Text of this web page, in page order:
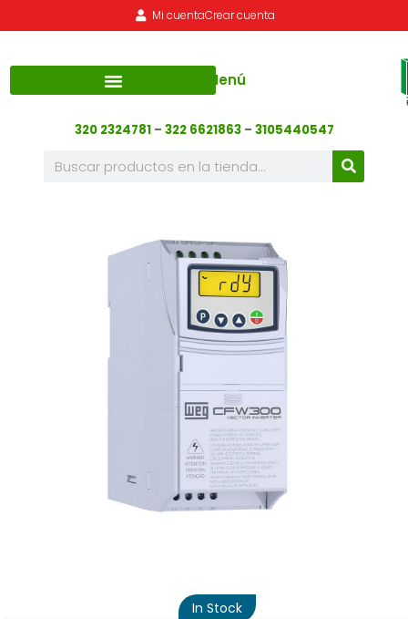
Mi cuentaCrear cuenta
Menú
320 2324781– 322 6621863 – 3105440547
In Stock